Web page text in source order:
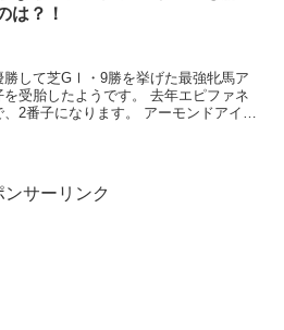
は？！
して芝GⅠ・9勝を挙げた最強牝馬ア
受胎したようです。 去年エピファネ
2番子になります。 アーモンドアイ
ンサーリンク